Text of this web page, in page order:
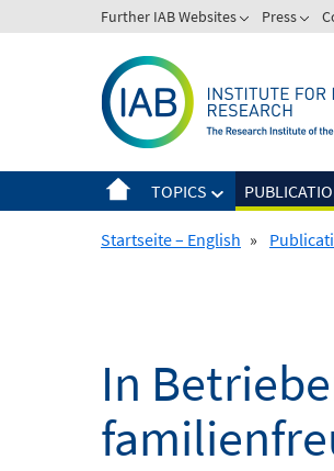
to
Further IAB Websites Press
TOPICS
Startseite – English »
In